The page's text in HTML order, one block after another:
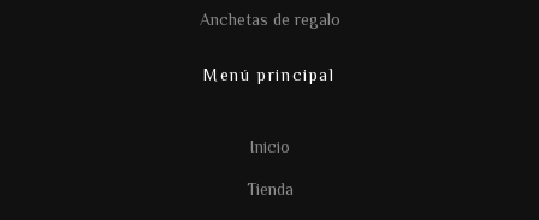
Anchetas de regalo
Menú principal
Inicio
Tienda